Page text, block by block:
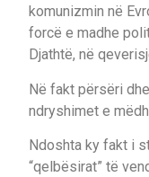
komunizmin në
forcë e madhe
Djathtë, në
Në fakt përsëri
ndryshimet e
Ndoshta ky fakt i
“qelbësirat” të